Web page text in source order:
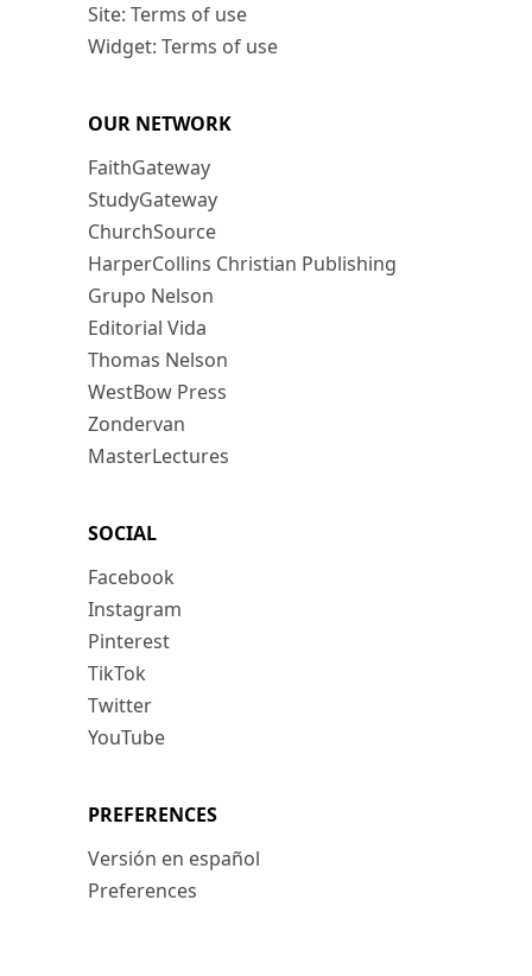
Site: Terms of use
Widget: Terms of use
OUR NETWORK
FaithGateway
StudyGateway
ChurchSource
HarperCollins Christian Publishing
Grupo Nelson
Editorial Vida
Thomas Nelson
WestBow Press
Zondervan
MasterLectures
SOCIAL
Facebook
Instagram
Pinterest
TikTok
Twitter
YouTube
PREFERENCES
Versión en español
Preferences